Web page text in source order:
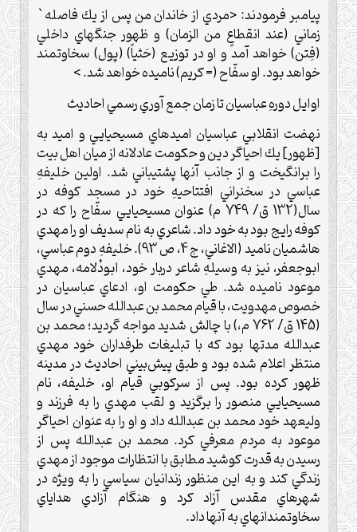
پيامبر فرمودند: <مردي از خاندان من پس از يك فاصله`
زماني (عند انقطاعٍ من الزمان) و ظهور جنگهاي داخلي
(فِتن) خواهد آمد و او در توزيع (حَثياً) (پول) سخاوتمند
خواهد بود. او سفّاح (= كريم) ناميده خواهد شد. >
اوايل دورهِ عباسيان تا زمان جمع آوري رسمي احاديث‌
نهضت انقلابي عباسيان اميدهاي مسيحيايي و اميد به
[ظهور] يك احياگر دين و حكومت عادلانه از ميان اهل بيت
را برانگيخت و از جانب آنها پشتيباني شد. اولين خليفهِ
عباسي در سخنراني افتتاحيهِ خود در مسجد كوفه در
سال(132 ق/ 749 م) عنوان مسيحيايي سفّاح را كه در
كوفه رايج بود به خود داد. شاعري به نام سديف او را مهدي
هاشميان ناميد (الاغاني، ج 4، ص 93). خليفهِ دوم عباسي،
ابوجعفر، نيز به وسيلهِ شاعر دربار خود، ابودُلامه، مهدي
موعود ناميده شد. طي حكومت او، ادعاي عباسيان در
خصوص مهدويت، با قيام محمد بن عبدالله حسني در سال
(145 ق/ 762 م،) با چالش شديد مواجه گرديد؛ محمد بن
عبدالله مدتها بود كه با تبليغات طرفداران خود مهدي
منتظر اعلام شده بود و طبق پيش‌بيني احاديث در مدينه
ظهور كرده بود. پس از سركوبي قيام او، خليفه، نام
مسيحيايي منصور را برگزيد و لقب مهدي را به فرزند و
وليعهد خود محمد بن عبدالله داد و او را به عنوان احياگر
موعود به مردم معرفي كرد. محمد بن عبدالله پس از
رسيدن به قدرت كوشيد مطابق با انتظارات موجود از مهدي
زندگي كند و به اين منظور زندانيان سياسي را به ويژه در
شهرهاي مقدس آزاد كرد و هنگام آزادي هداياي
سخاوتمندانهاي به آنها داد.